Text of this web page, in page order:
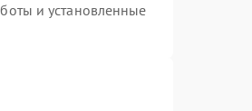
и установленные